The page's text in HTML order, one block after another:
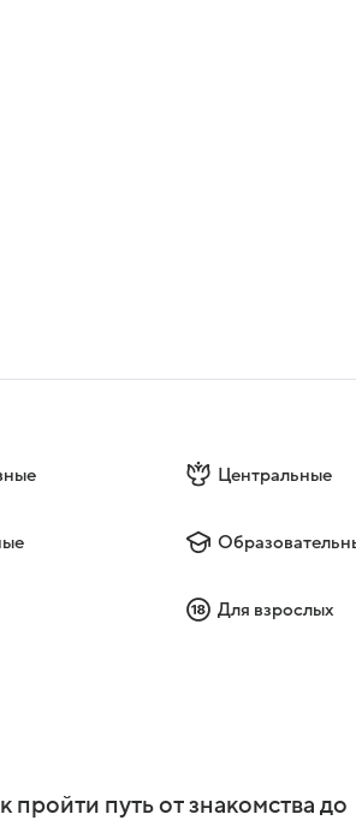
Центральные
Для взрослых
пройти путь от знакомства до